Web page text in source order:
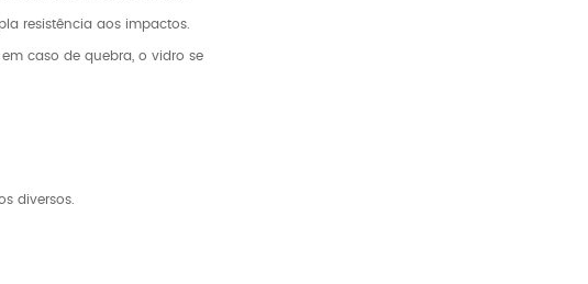
resistência aos impactos.
caso de quebra, o vidro se
diversos.